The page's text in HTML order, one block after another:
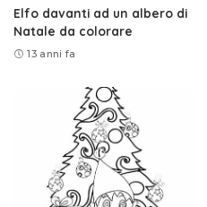
Elfo davanti ad un albero di
Natale da colorare
13 anni fa